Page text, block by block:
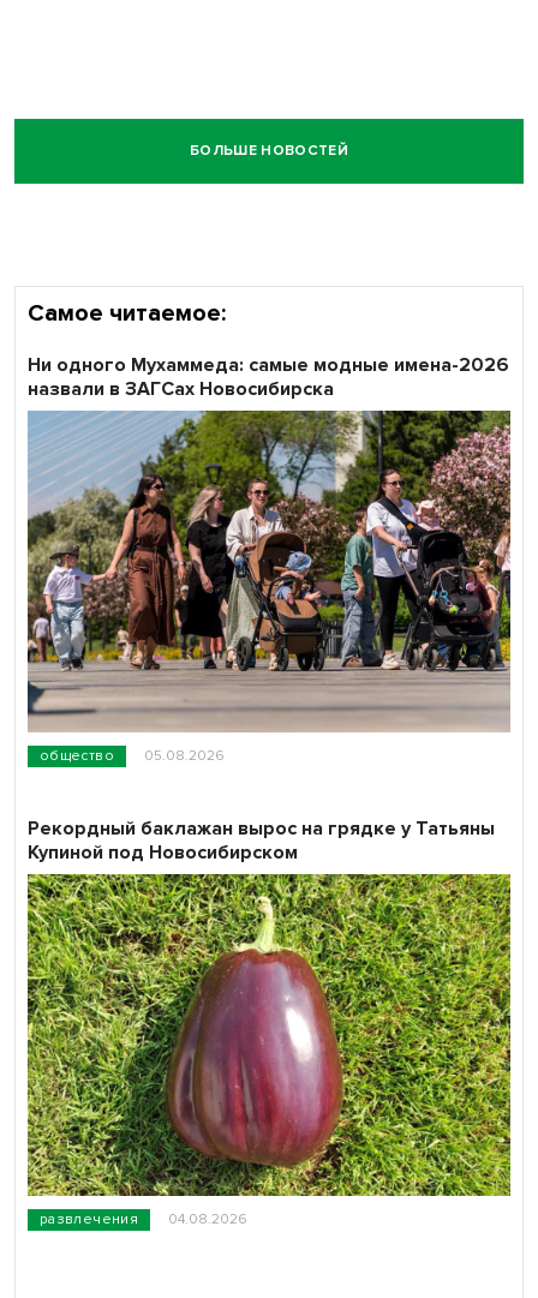
БОЛЬШЕ НОВОСТЕЙ
Самое читаемое:
общество 05.08.2026
Ни одного Мухаммеда: самые модные имена-2026
назвали в ЗАГСах Новосибирска
развлечения 04.08.2026
Рекордный баклажан вырос на грядке у Татьяны
Купиной под Новосибирском